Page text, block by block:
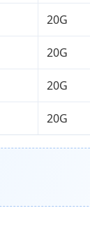
20G
20G
20G
20G